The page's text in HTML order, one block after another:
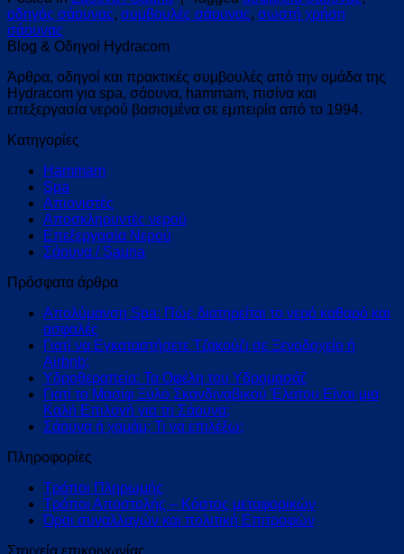
οδηγός σάουνας, συμβουλές σάουνας, σωστή χρήση
σάουνας
Blog & Οδηγοί Hydracom
Άρθρα, οδηγοί και πρακτικές συμβουλές από την ομάδα της
Hydracom για spa, σάουνα, hammam, πισίνα και
επεξεργασία νερού βασισμένα σε εμπειρία από το 1994.
Kατηγορίες
Hammam
Spa
Απιονιστές
Αποσκληρυντές νερού
Επεξεργασία Νερού
Σάουνα / Sauna
Πρόσφατα άρθρα
Απολύμανση Spa: Πώς διατηρείται το νερό καθαρό και
ασφαλές
Γιατί να Εγκαταστήσετε Τζακούζι σε Ξενοδοχείο ή
Airbnb;
Υδροθεραπεία: Τα Οφέλη του Υδρομασάζ
Γιατί το Μασίφ Ξύλο Σκανδιναβικού Έλατου Είναι μια
Καλή Επιλογή για τη Σάουνα;
Σάουνα ή χαμάμ; Τι να επιλέξω;
Πληροφορίες
Τρόποι Πληρωμής
Τρόποι Αποστολής – Κόστος μεταφορικών
Όροι συναλλαγών και πολιτική Επιτροφών